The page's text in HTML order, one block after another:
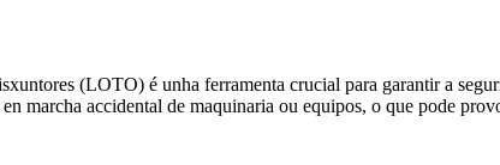
(LOTO) é unha ferramenta crucial para garantir a
marcha accidental de maquinaria ou equipos, o que pode